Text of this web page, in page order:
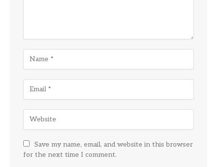
Save my name, email, and website in this browser
for the next time I comment.